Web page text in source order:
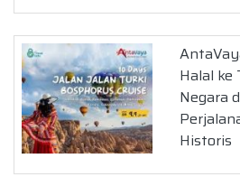
Halal ke
Negara
Historis